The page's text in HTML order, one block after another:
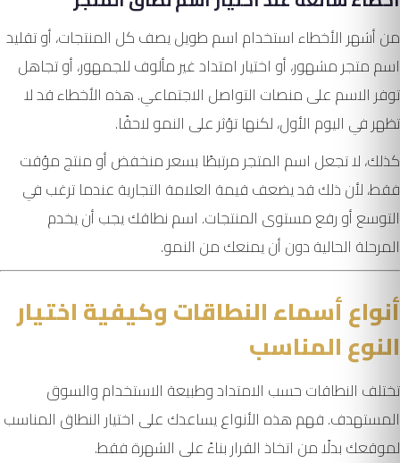
من أشهر الأخطاء استخدام اسم طويل يصف كل المنتجات، أو تقليد
اسم متجر مشهور، أو اختيار امتداد غير مألوف للجمهور، أو تجاهل
توفر الاسم على منصات التواصل الاجتماعي. هذه الأخطاء قد لا
تظهر في اليوم الأول، لكنها تؤثر على النمو لاحقًا.
كذلك، لا تجعل اسم المتجر مرتبطًا بسعر منخفض أو منتج مؤقت
فقط، لأن ذلك قد يضعف قيمة العلامة التجارية عندما ترغب في
التوسع أو رفع مستوى المنتجات. اسم نطاقك يجب أن يخدم
المرحلة الحالية دون أن يمنعك من النمو.
أنواع أسماء النطاقات وكيفية اختيار
النوع المناسب
تختلف النطاقات حسب الامتداد وطبيعة الاستخدام والسوق
المستهدف. فهم هذه الأنواع يساعدك على اختيار النطاق المناسب
لموقعك بدلًا من اتخاذ القرار بناءً على الشهرة فقط.